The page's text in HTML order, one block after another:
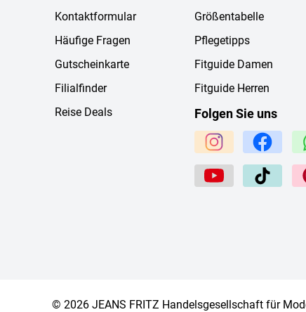
Kontaktformular
Häufige Fragen
Gutscheinkarte
Filialfinder
Reise Deals
Größentabelle
Pflegetipps
Fitguide Damen
Fitguide Herren
Folgen Sie uns
© 2026 JEANS FRITZ Handelsgesellschaft für